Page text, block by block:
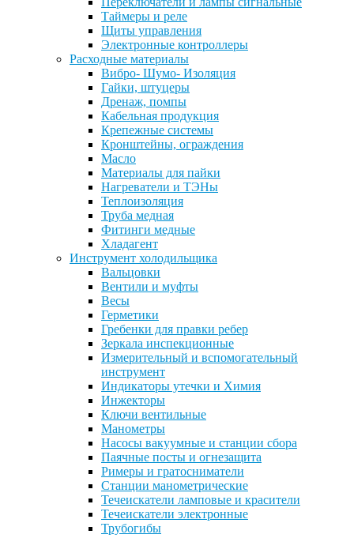
Таймеры и реле
Щиты управления
Электронные контроллеры
Расходные материалы
Вибро- Шумо- Изоляция
Гайки, штуцеры
Дренаж, помпы
Кабельная продукция
Крепежные системы
Кронштейны, ограждения
Масло
Материалы для пайки
Нагреватели и ТЭНы
Теплоизоляция
Труба медная
Фитинги медные
Хладагент
Инструмент холодильщика
Вальцовки
Вентили и муфты
Весы
Герметики
Гребенки для правки ребер
Зеркала инспекционные
Измерительный и вспомогательный
инструмент
Индикаторы утечки и Химия
Инжекторы
Ключи вентильные
Манометры
Насосы вакуумные и станции сбора
Паячные посты и огнезащита
Римеры и гратосниматели
Станции манометрические
Течеискатели ламповые и красители
Течеискатели электронные
Трубогибы